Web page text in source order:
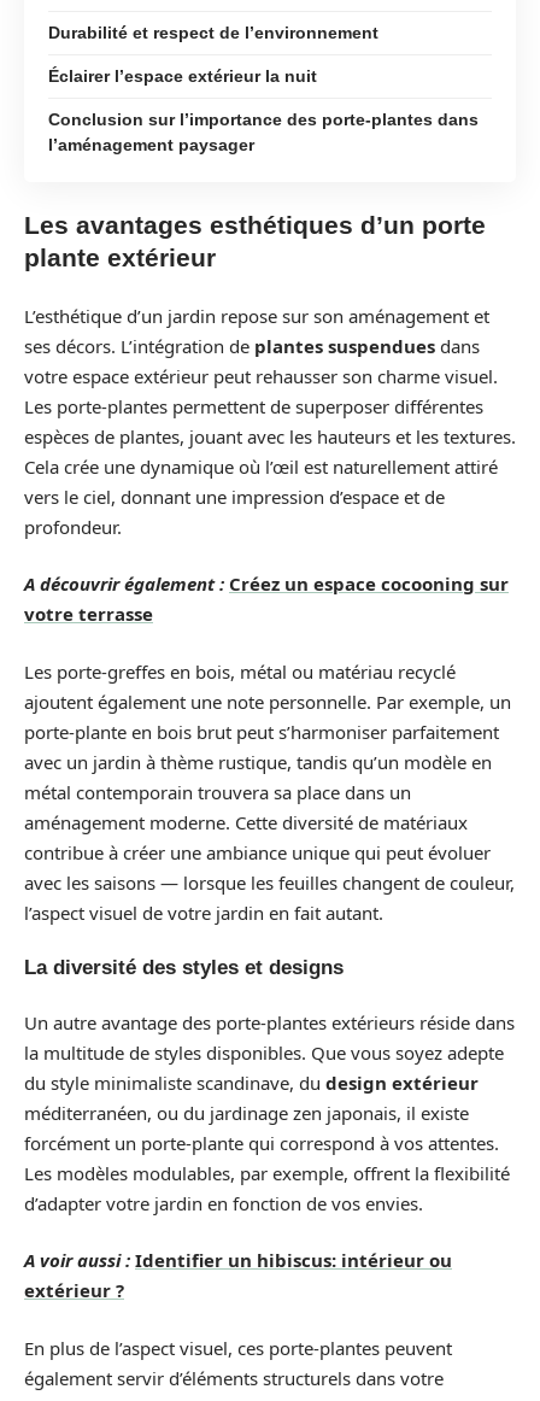
Durabilité et respect de l’environnement
Éclairer l’espace extérieur la nuit
Conclusion sur l’importance des porte-plantes dans
l’aménagement paysager
Les avantages esthétiques d’un porte
plante extérieur
L’esthétique d’un jardin repose sur son aménagement et
ses décors. L’intégration de plantes suspendues dans
votre espace extérieur peut rehausser son charme visuel.
Les porte-plantes permettent de superposer différentes
espèces de plantes, jouant avec les hauteurs et les textures.
Cela crée une dynamique où l’œil est naturellement attiré
vers le ciel, donnant une impression d’espace et de
profondeur.
A découvrir également : Créez un espace cocooning sur
votre terrasse
Les porte-greffes en bois, métal ou matériau recyclé
ajoutent également une note personnelle. Par exemple, un
porte-plante en bois brut peut s’harmoniser parfaitement
avec un jardin à thème rustique, tandis qu’un modèle en
métal contemporain trouvera sa place dans un
aménagement moderne. Cette diversité de matériaux
contribue à créer une ambiance unique qui peut évoluer
avec les saisons — lorsque les feuilles changent de couleur,
l’aspect visuel de votre jardin en fait autant.
La diversité des styles et designs
Un autre avantage des porte-plantes extérieurs réside dans
la multitude de styles disponibles. Que vous soyez adepte
du style minimaliste scandinave, du design extérieur
méditerranéen, ou du jardinage zen japonais, il existe
forcément un porte-plante qui correspond à vos attentes.
Les modèles modulables, par exemple, offrent la flexibilité
d’adapter votre jardin en fonction de vos envies.
A voir aussi : Identifier un hibiscus: intérieur ou
extérieur ?
En plus de l’aspect visuel, ces porte-plantes peuvent
également servir d’éléments structurels dans votre